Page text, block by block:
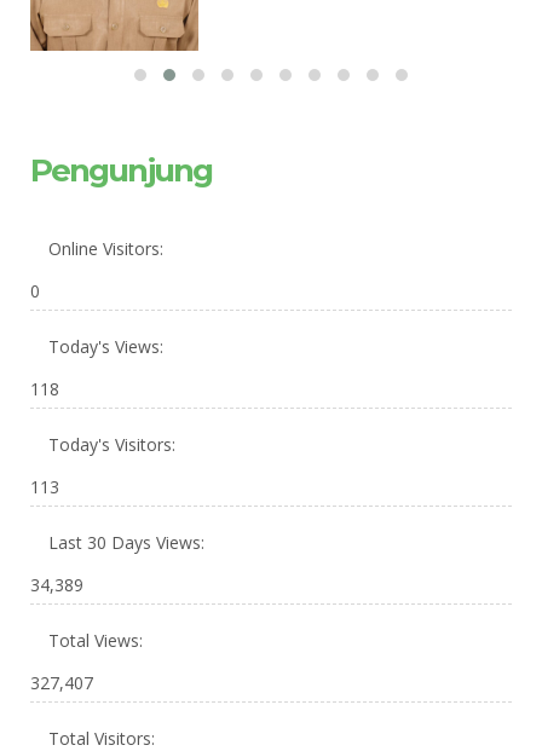
Pengunjung
Online Visitors:
0
Today's Views:
118
Today's Visitors:
113
Last 30 Days Views:
34,389
Total Views:
327,407
Total Visitors: